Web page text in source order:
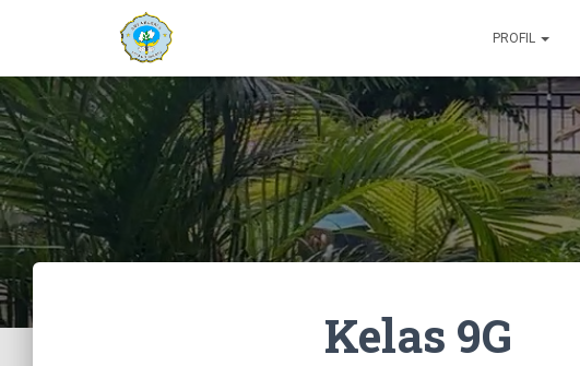
PROFIL
Kelas 9G